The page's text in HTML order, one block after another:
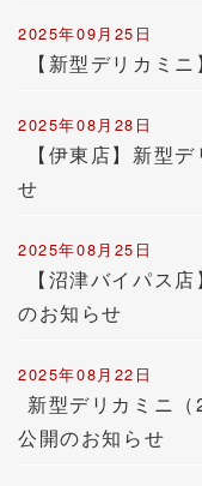
2025年09月25日
【新型デリカミ
2025年08月28日
【伊東店】新型
せ
2025年08月25日
【沼津バイパス
のお知らせ
2025年08月22日
新型デリカミニ
公開のお知らせ